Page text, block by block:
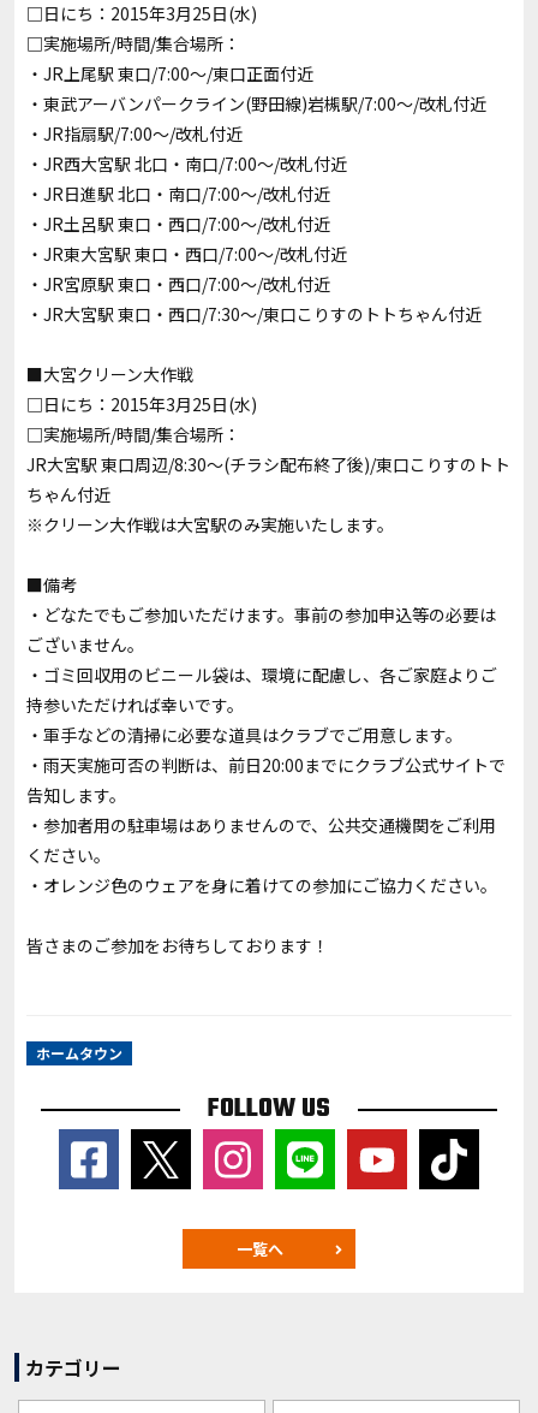
□日にち：2015年3月25日(水)
□実施場所/時間/集合場所：
・JR上尾駅 東口/7:00～/東口正面付近
・東武アーバンパークライン(野田線)岩槻駅/7:00～/改札付近
・JR指扇駅/7:00～/改札付近
・JR西大宮駅 北口・南口/7:00～/改札付近
・JR日進駅 北口・南口/7:00～/改札付近
・JR土呂駅 東口・西口/7:00～/改札付近
・JR東大宮駅 東口・西口/7:00～/改札付近
・JR宮原駅 東口・西口/7:00～/改札付近
・JR大宮駅 東口・西口/7:30～/東口こりすのトトちゃん付近
■大宮クリーン大作戦
□日にち：2015年3月25日(水)
□実施場所/時間/集合場所：
JR大宮駅 東口周辺/8:30～(チラシ配布終了後)/東口こりすのトト
ちゃん付近
※クリーン大作戦は大宮駅のみ実施いたします。
■備考
・どなたでもご参加いただけます。事前の参加申込等の必要は
ございません。
・ゴミ回収用のビニール袋は、環境に配慮し、各ご家庭よりご
持参いただければ幸いです。
・軍手などの清掃に必要な道具はクラブでご用意します。
・雨天実施可否の判断は、前日20:00までにクラブ公式サイトで
告知します。
・参加者用の駐車場はありませんので、公共交通機関をご利用
ください。
・オレンジ色のウェアを身に着けての参加にご協力ください。
皆さまのご参加をお待ちしております！
ホームタウン
FOLLOW US
一覧へ
カテゴリー